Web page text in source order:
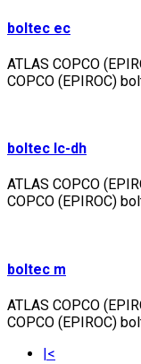
boltec ec
ATLAS COPCO
COPCO (EPIROC)
boltec lc-dh
ATLAS COPCO
COPCO (EPIROC)
boltec m
ATLAS COPCO
COPCO (EPIROC)
|<